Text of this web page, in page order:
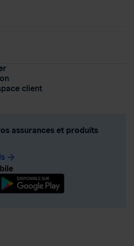
client
assurances et produits
arrow_forward